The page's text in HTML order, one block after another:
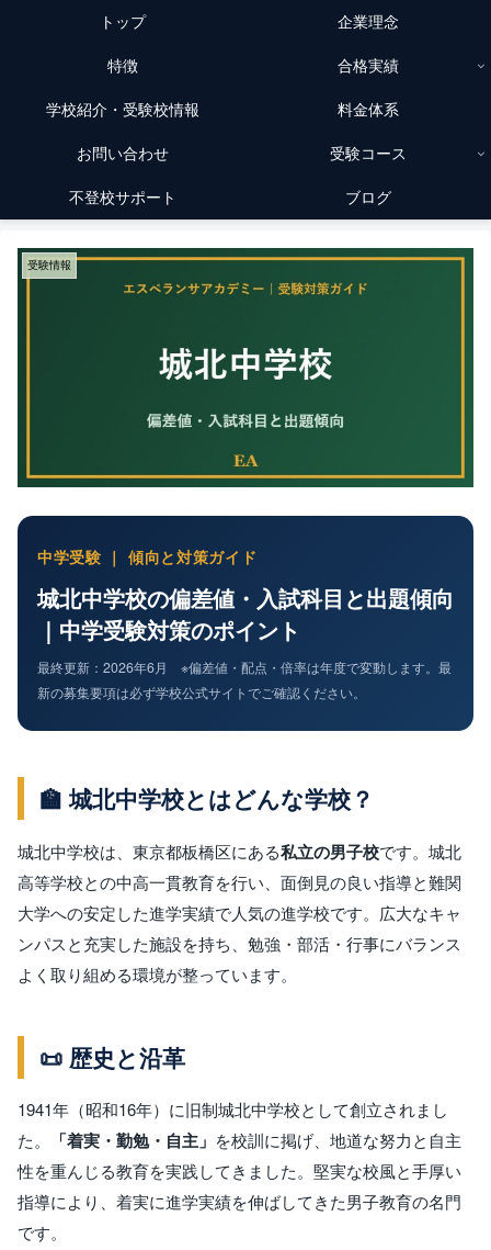
トップ 企業理念
特徴 合格実績
学校紹介・受験校情報 料金体系
お問い合わせ 受験コース
不登校サポート ブログ
受験情報
中学受験 ｜ 傾向と対策ガイド
城北中学校の偏差値・入試科目と出題傾向
｜中学受験対策のポイント
最終更新：2026年6月 ※偏差値・配点・倍率は年度で変動します。最
新の募集要項は必ず学校公式サイトでご確認ください。
🏫 城北中学校とはどんな学校？
城北中学校は、東京都板橋区にある私立の男子校です。城北
高等学校との中高一貫教育を行い、面倒見の良い指導と難関
大学への安定した進学実績で人気の進学校です。広大なキャ
ンパスと充実した施設を持ち、勉強・部活・行事にバランス
よく取り組める環境が整っています。
📜 歴史と沿革
1941年（昭和16年）に旧制城北中学校として創立されまし
た。
「着実・勤勉・自主」 を校訓に掲げ、地道な努力と自主
性を重んじる教育を実践してきました。堅実な校風と手厚い
指導により、着実に進学実績を伸ばしてきた男子教育の名門
です。